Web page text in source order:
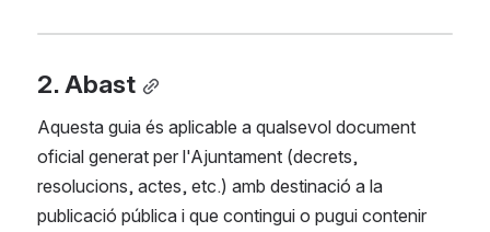
2. Abast
Aquesta guia és aplicable a qualsevol document
oficial generat per l'Ajuntament (decrets,
resolucions, actes, etc.) amb destinació a la
publicació pública i que contingui o pugui contenir